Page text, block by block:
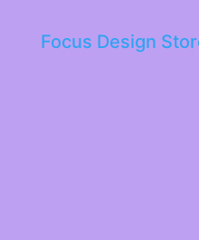
Focus Design